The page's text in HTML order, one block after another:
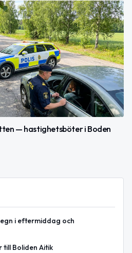
— hastighetsböter i Boden
i eftermiddag och
Boliden Aitik